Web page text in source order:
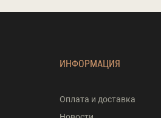
ИНФОРМАЦИЯ
Оплата и доставка